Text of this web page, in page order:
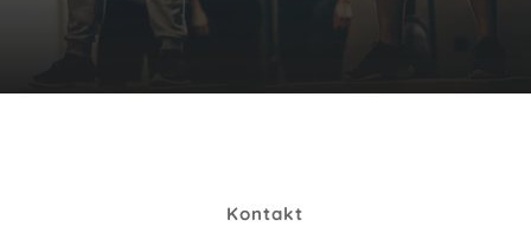
Kontakt